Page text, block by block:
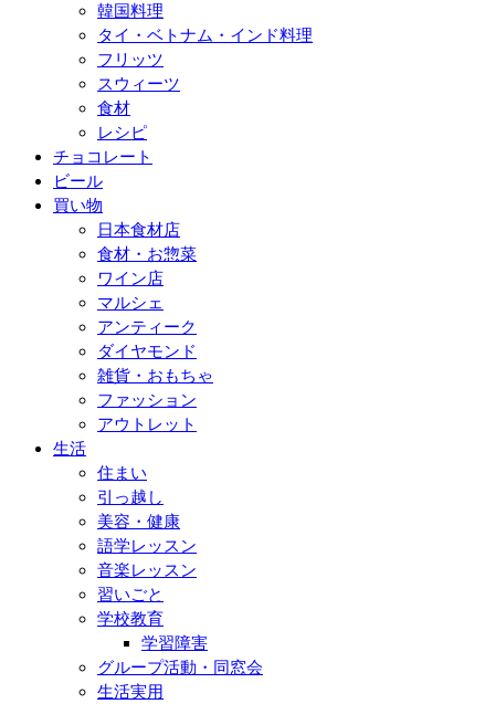
韓国料理
タイ・ベトナム・インド料理
フリッツ
スウィーツ
食材
レシピ
チョコレート
ビール
買い物
日本食材店
食材・お惣菜
ワイン店
マルシェ
アンティーク
ダイヤモンド
雑貨・おもちゃ
ファッション
アウトレット
生活
住まい
引っ越し
美容・健康
語学レッスン
音楽レッスン
習いごと
学校教育
学習障害
グループ活動・同窓会
生活実用